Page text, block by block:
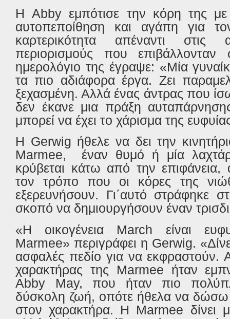
ΗAbby εμπότισε την κόρη της
αυτοπεποίθηση και αγάπη για
καρτερικότητα απέναντι στις
περιορισμούς που επιβάλλονταν
ημερολόγιο της έγραψε: «Μία
τα πιο αδιάφορα έργα. Ζει
ξεχασμένη. Αλλά ένας άντρας που
δεν έκανε μια πράξη
μπορεί να έχει το χάρισμα της
Η Gerwig ήθελε να δει την
Marmee,
έναν θυμό ή μία
κρύβεται κάτω από την επιφάνεια,
τον τρόπο που οι κόρες της
εξερευνήσουν. Γι΄αυτό στράφηκε
σκοπό να δημιουργήσουν έναν
«Η οικογένεια March είναι
Marmee» περιγράφει η Gerwig.
ασφαλές πεδίο για να εκφραστούν.
χαρακτήρας της Marmee ήταν
Abby
May, που ήταν πιο
δύσκολη ζωή, οπότε ήθελα να δώσω
στον χαρακτήρα. H Marmee δίνει